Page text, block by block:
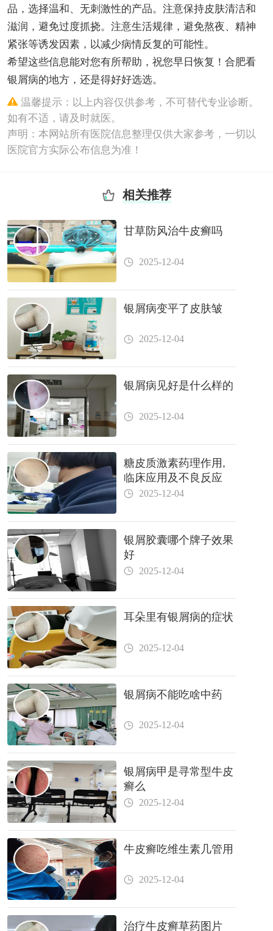
品，选择温和、无刺激性的产品。注意保持皮肤清洁和
滋润，避免过度抓挠。注意生活规律，避免熬夜、精神
紧张等诱发因素，以减少病情反复的可能性。
希望这些信息能对您有所帮助，祝您早日恢复！合肥看
银屑病的地方，还是得好好选选。
温馨提示：以上内容仅供参考，不可替代专业诊断。
如有不适，请及时就医。
声明：本网站所有医院信息整理仅供大家参考，一切以
医院官方实际公布信息为准！
相关推荐
甘草防风治牛皮癣吗
2025-12-04
银屑病变平了皮肤皱
2025-12-04
银屑病见好是什么样的
2025-12-04
糖皮质激素药理作用,
临床应用及不良反应
2025-12-04
银屑胶囊哪个牌子效果
好
2025-12-04
耳朵里有银屑病的症状
2025-12-04
银屑病不能吃啥中药
2025-12-04
银屑病甲是寻常型牛皮
癣么
2025-12-04
牛皮癣吃维生素几管用
2025-12-04
治疗牛皮癣草药图片